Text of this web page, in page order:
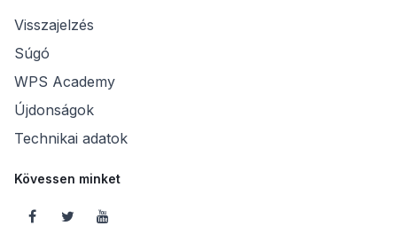
Visszajelzés
Súgó
WPS Academy
Újdonságok
Technikai adatok
Kövessen minket